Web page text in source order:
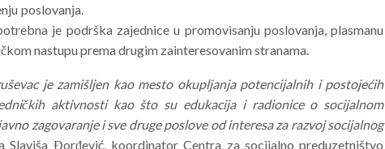
poslovanja.
je podrška zajednice u promovisanju poslovanja, plasmanu
nastupu prema drugim zainteresovanim stranama.
je zamišljen kao mesto okupljanja potencijalnih i postojećih
aktivnosti kao što su edukacija i radionice o socijalnom
zagovaranje i sve druge poslove od interesa za razvoj socijalnog
Slaviša Đorđević, koordinator Centra za socijalno preduzetništvo